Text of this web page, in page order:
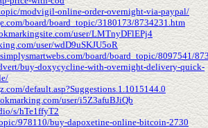
modvigil-online-order-overnight-via-paypal/
board/board_topic/3180173/8734231.htm
user/LMTnyDFlEPj4
user/wdD9uSKJU5oR
board/board_topic/8097541/
buy-doxycycline-with-overnight-delivery-quick-
default.asp?Suggestions.1.1015144.0
user/i5Z3afuBJiQb
s/hTe1ffyT2
978110/buy-dapoxetine-online-bitcoin-2730